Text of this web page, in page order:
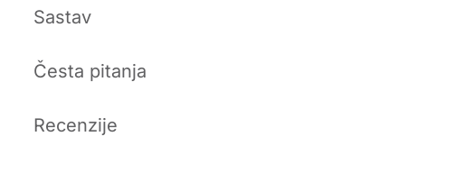
Sastav
Česta pitanja
Recenzije